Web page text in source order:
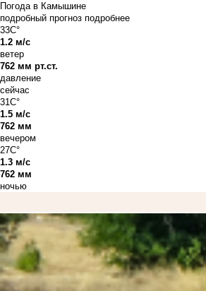
Погода в Камышине
подробный прогноз подробнее
33C°
1.2 м/с
ветер
762 мм рт.ст.
давление
сейчас
31C°
1.5 м/с
762 мм
вечером
27C°
1.3 м/с
762 мм
ночью